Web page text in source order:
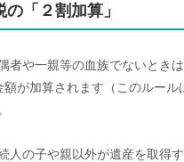
の「２割加算」
者や一親等の血族でないとき
が加算されます（このルール
人の子や親以外が遺産を取得